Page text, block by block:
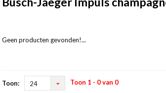
Geen producten gevonden!...
Toon: 24 Toon 1 - 0 van 0